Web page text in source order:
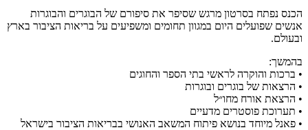
הכנס נפתח בסרטון מרגש שסיפר את סיפורם של הבוגרים והבוגרות
אנשים שפועלים היום במגוון תחומים ומשפיעים על בריאות הציבור בארץ
ובעולם.
בהמשך:
• ברכות והוקרה לראשי בתי הספר והחוגים
• הרצאות של בוגרים ובוגרות
• הרצאת אורח מחו״ל
• תערוכת פוסטרים מדעיים
• פאנל מיוחד בנושא פיתוח המשאב האנושי בבריאות הציבור בישראל